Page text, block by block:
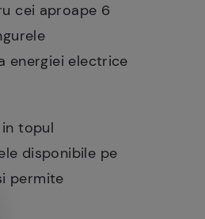
cei aproape 6
energiei electrice
topul
disponibile pe
permite